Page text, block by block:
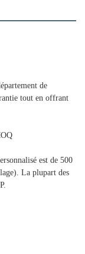
de
tout en offrant
est de 500
La plupart des